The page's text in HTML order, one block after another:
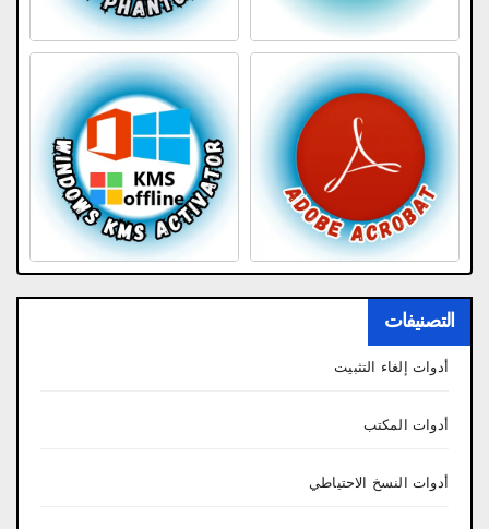
التصنيفات
أدوات إلغاء التثبيت
أدوات المكتب
أدوات النسخ الاحتياطي